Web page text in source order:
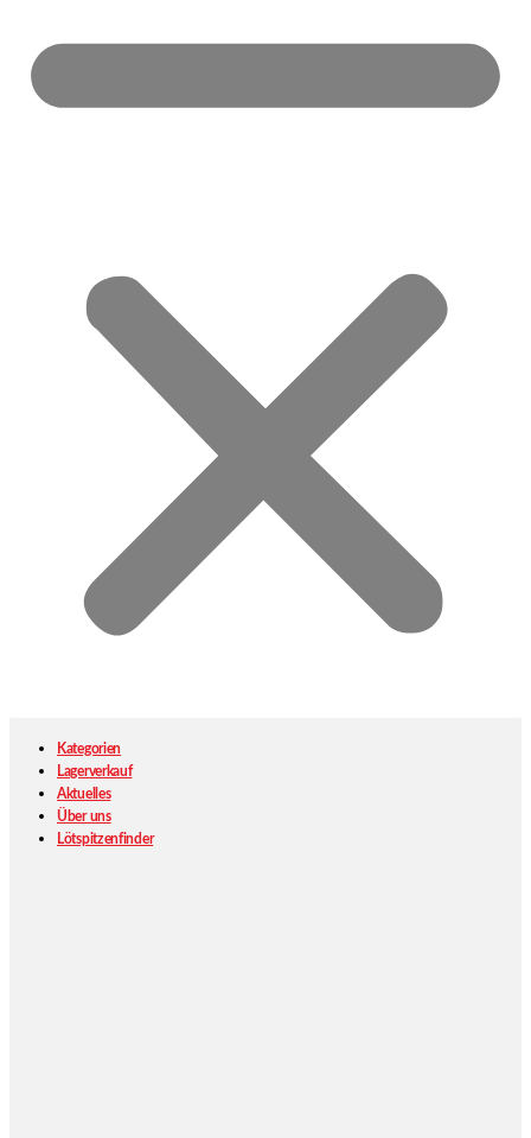
Kategorien
Lagerverkauf
Aktuelles
Über uns
Lötspitzenfinder